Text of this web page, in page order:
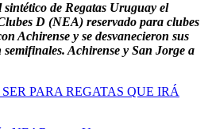
de Regatas Uruguay el
D (NEA) reservado para clubes
Achirense y se desvanecieron sus
semifinales. Achirense y San Jorge a
PARA REGATAS QUE IRÁ